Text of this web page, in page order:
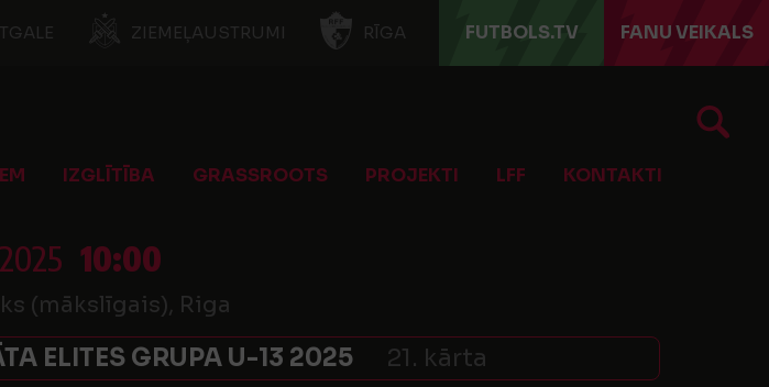
ZIEMEĻAUSTRUMI RĪGA FUTBOLS.TV FANU VEIKALS
IZGLĪTĪBA GRASSROOTS PROJEKTI LFF KONTAKTI
2025 10:00
(mākslīgais), Riga
ELITES GRUPA U-13 2025 21. kārta